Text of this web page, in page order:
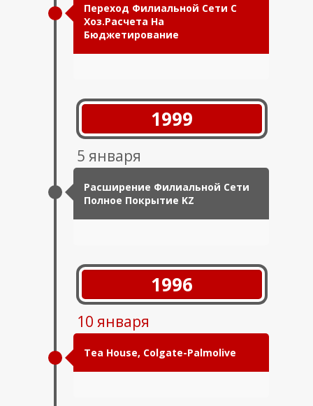
Переход Филиальной Сети С
Хоз.расчета На
Бюджетирование
1999
5 января
Расширение Филиальной Сети
Полное Покрытие KZ
1996
10 января
Tea House, Colgate-Palmolive